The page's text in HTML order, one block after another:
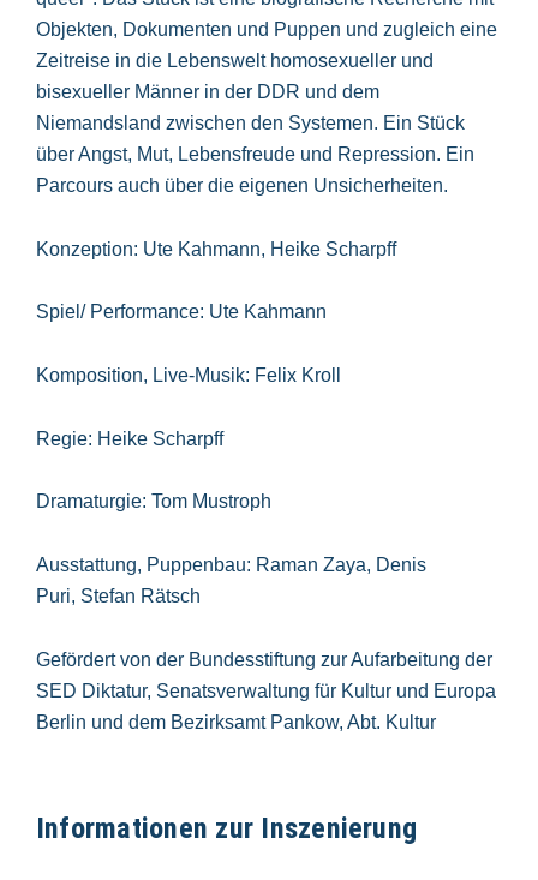
Objekten, Dokumenten und Puppen und zugleich eine
Zeitreise in die Lebenswelt homosexueller und
bisexueller Männer in der DDR und dem
Niemandsland zwischen den Systemen. Ein Stück
über Angst, Mut, Lebensfreude und Repression. Ein
Parcours auch über die eigenen Unsicherheiten.
Konzeption: Ute Kahmann, Heike Scharpff
Spiel/ Performance: Ute Kahmann
Komposition, Live-Musik: Felix Kroll
Regie: Heike Scharpff
Dramaturgie: Tom Mustroph
Ausstattung, Puppenbau: Raman Zaya, Denis
Puri, Stefan Rätsch
Gefördert von der Bundesstiftung zur Aufarbeitung der
SED Diktatur, Senatsverwaltung für Kultur und Europa
Berlin und dem Bezirksamt Pankow, Abt. Kultur
Informationen zur Inszenierung